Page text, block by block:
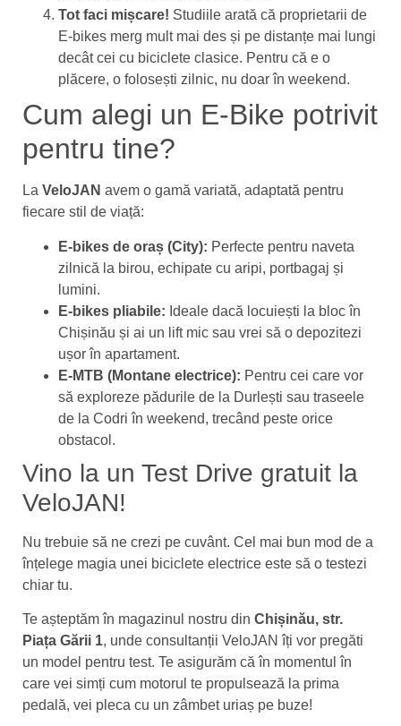
Tot faci mișcare! Studiile arată că proprietarii de
E-bikes merg mult mai des și pe distanțe mai lungi
decât cei cu biciclete clasice. Pentru că e o
plăcere, o folosești zilnic, nu doar în weekend.
Cum alegi un E-Bike potrivit
pentru tine?
La VeloJAN avem o gamă variată, adaptată pentru
fiecare stil de viață:
E-bikes de oraș (City): Perfecte pentru naveta
zilnică la birou, echipate cu aripi, portbagaj și
lumini.
E-bikes pliabile: Ideale dacă locuiești la bloc în
Chișinău și ai un lift mic sau vrei să o depozitezi
ușor în apartament.
E-MTB (Montane electrice): Pentru cei care vor
să exploreze pădurile de la Durlești sau traseele
de la Codri în weekend, trecând peste orice
obstacol.
Vino la un Test Drive gratuit la
VeloJAN!
Nu trebuie să ne crezi pe cuvânt. Cel mai bun mod de a
înțelege magia unei biciclete electrice este să o testezi
chiar tu.
Te așteptăm în magazinul nostru din Chișinău, str.
Piața Gării 1, unde consultanții VeloJAN îți vor pregăti
un model pentru test. Te asigurăm că în momentul în
care vei simți cum motorul te propulsează la prima
pedală, vei pleca cu un zâmbet uriaș pe buze!